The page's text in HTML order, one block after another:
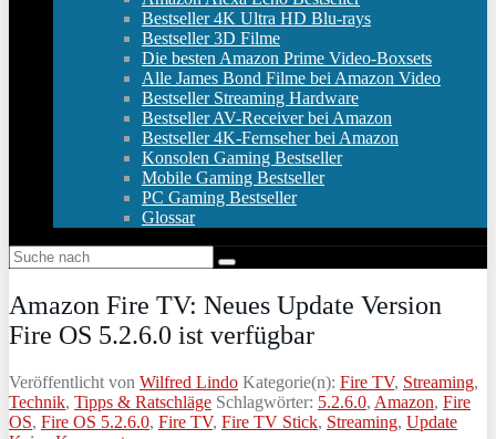
Bestseller 4K Ultra HD Blu-rays
Bestseller 3D Filme
Die besten Amazon Prime Video-Boxsets
Alle James Bond Filme bei Amazon Video
Bestseller Streaming Hardware
Bestseller AV-Receiver bei Amazon
Bestseller 4K-Fernseher bei Amazon
Konsolen Gaming Bestseller
Mobile Gaming Bestseller
PC Gaming Bestseller
Glossar
Amazon Fire TV: Neues Update Version
Fire OS 5.2.6.0 ist verfügbar
Veröffentlicht von Wilfred Lindo Kategorie(n): Fire TV, Streaming,
Technik, Tipps & Ratschläge Schlagwörter: 5.2.6.0, Amazon, Fire
OS, Fire OS 5.2.6.0, Fire TV, Fire TV Stick, Streaming, Update